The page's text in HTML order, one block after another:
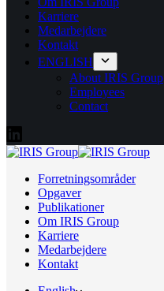
Karriere
Medarbejdere
Kontakt
ENGLISH
About IRIS Group
Employees
Contact
Forretningsområder
Opgaver
Publikationer
Om IRIS Group
Karriere
Medarbejdere
Kontakt